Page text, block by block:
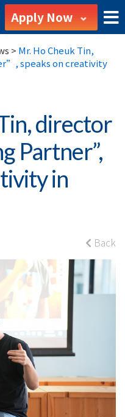
Apply Now
> Mr. Ho Cheuk Tin,
speaks on creativity
director
Partner”,
in
Back